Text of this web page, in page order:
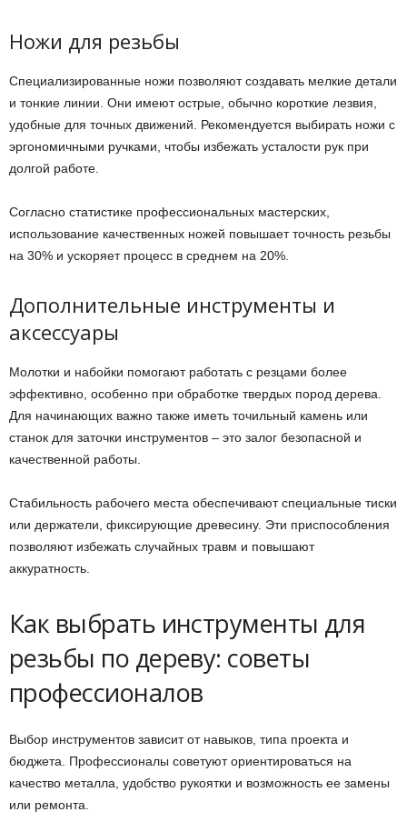
Ножи для резьбы
Специализированные ножи позволяют создавать мелкие детали
и тонкие линии. Они имеют острые, обычно короткие лезвия,
удобные для точных движений. Рекомендуется выбирать ножи с
эргономичными ручками, чтобы избежать усталости рук при
долгой работе.
Согласно статистике профессиональных мастерских,
использование качественных ножей повышает точность резьбы
на 30% и ускоряет процесс в среднем на 20%.
Дополнительные инструменты и
аксессуары
Молотки и набойки помогают работать с резцами более
эффективно, особенно при обработке твердых пород дерева.
Для начинающих важно также иметь точильный камень или
станок для заточки инструментов – это залог безопасной и
качественной работы.
Стабильность рабочего места обеспечивают специальные тиски
или держатели, фиксирующие древесину. Эти приспособления
позволяют избежать случайных травм и повышают
аккуратность.
Как выбрать инструменты для
резьбы по дереву: советы
профессионалов
Выбор инструментов зависит от навыков, типа проекта и
бюджета. Профессионалы советуют ориентироваться на
качество металла, удобство рукоятки и возможность ее замены
или ремонта.